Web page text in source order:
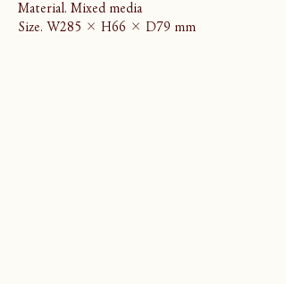
Material. Mixed media
Size. W285 × H66 × D79 mm